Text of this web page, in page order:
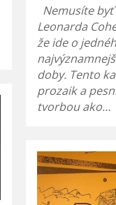
Nemusíte
Leonarda
že ide o
doby. Tento
prozaik a
tvorbou ako…